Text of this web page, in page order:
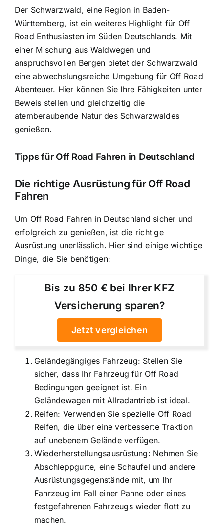
Der Schwarzwald, eine Region in Baden-
Württemberg, ist ein weiteres Highlight für Off
Road Enthusiasten im Süden Deutschlands. Mit
einer Mischung aus Waldwegen und
anspruchsvollen Bergen bietet der Schwarzwald
eine abwechslungsreiche Umgebung für Off Road
Abenteuer. Hier können Sie Ihre Fähigkeiten unter
Beweis stellen und gleichzeitig die
atemberaubende Natur des Schwarzwaldes
genießen.
Tipps für Off Road Fahren in Deutschland
Die richtige Ausrüstung für Off Road
Fahren
Um Off Road Fahren in Deutschland sicher und
erfolgreich zu genießen, ist die richtige
Ausrüstung unerlässlich. Hier sind einige wichtige
Dinge, die Sie benötigen:
Bis zu 850 € bei Ihrer KFZ
Versicherung sparen?
Jetzt vergleichen
Geländegängiges Fahrzeug: Stellen Sie
sicher, dass Ihr Fahrzeug für Off Road
Bedingungen geeignet ist. Ein
Geländewagen mit Allradantrieb ist ideal.
Reifen: Verwenden Sie spezielle Off Road
Reifen, die über eine verbesserte Traktion
auf unebenem Gelände verfügen.
Wiederherstellungsausrüstung: Nehmen Sie
Abschleppgurte, eine Schaufel und andere
Ausrüstungsgegenstände mit, um Ihr
Fahrzeug im Fall einer Panne oder eines
festgefahrenen Fahrzeugs wieder flott zu
machen.